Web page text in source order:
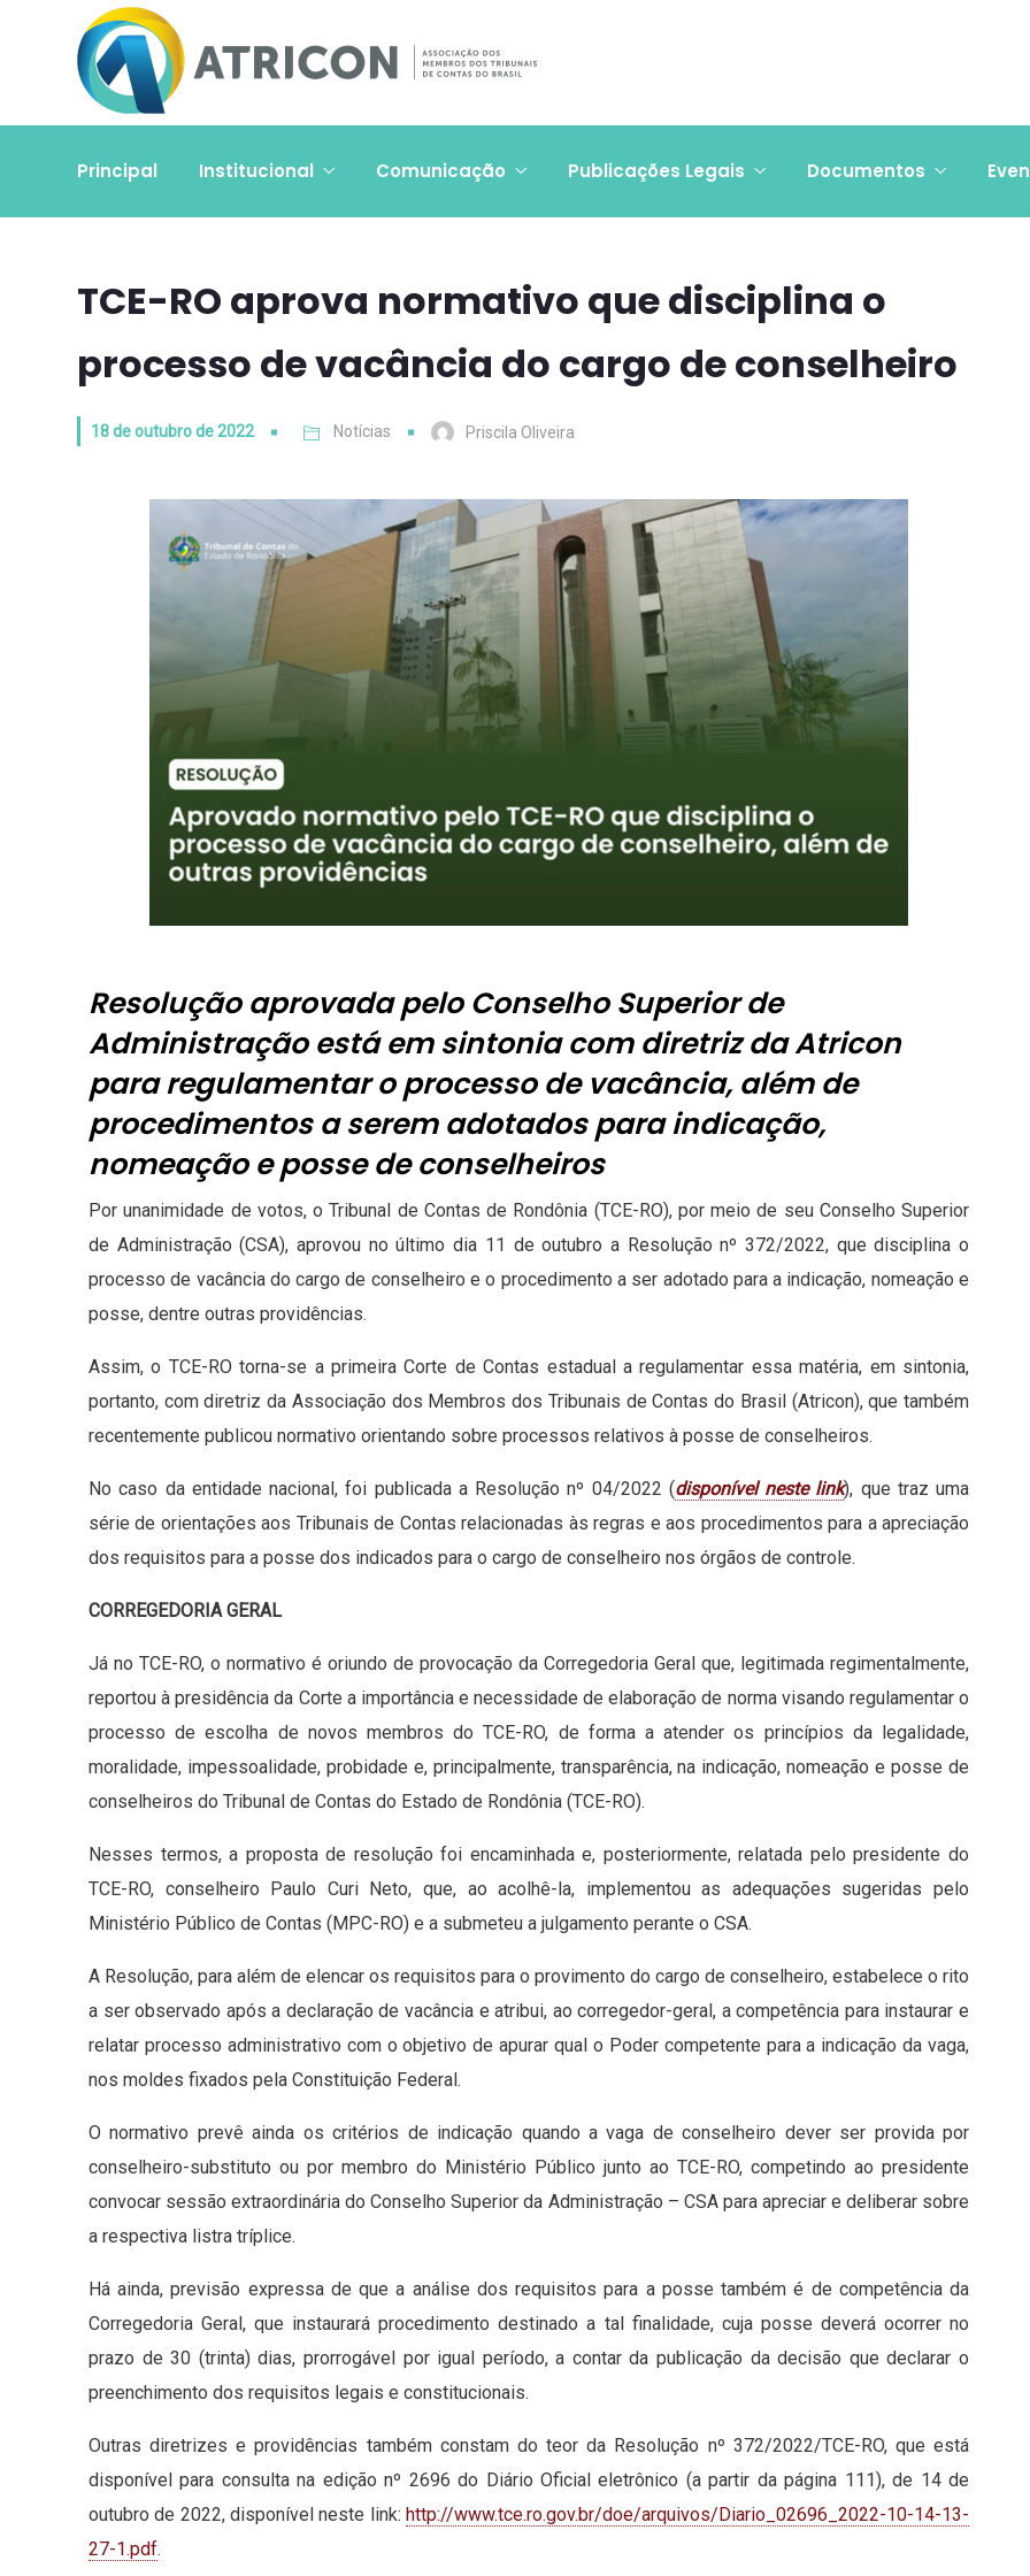
Principal Institucional Comunicação Publicações Legais Documentos
TCE-RO aprova normativo que disciplina o
processo de vacância do cargo de conselheiro
18 de outubro de 2022 Notícias Priscila Oliveira
Resolução aprovada pelo Conselho Superior de
Administração está em sintonia com diretriz da Atricon
para regulamentar o processo de vacância, além de
procedimentos a serem adotados para indicação,
nomeação e posse de conselheiros
Por unanimidade de votos, o Tribunal de Contas de Rondônia (TCE-RO), por meio de seu Conselho Superior
de Administração (CSA), aprovou no último dia 11 de outubro a Resolução nº 372/2022, que disciplina o
processo de vacância do cargo de conselheiro e o procedimento a ser adotado para a indicação, nomeação e
posse, dentre outras providências.
Assim, o TCE-RO torna-se a primeira Corte de Contas estadual a regulamentar essa matéria, em sintonia,
portanto, com diretriz da Associação dos Membros dos Tribunais de Contas do Brasil (Atricon), que também
recentemente publicou normativo orientando sobre processos relativos à posse de conselheiros.
No caso da entidade nacional, foi publicada a Resolução nº 04/2022 (disponível neste link), que traz uma
série de orientações aos Tribunais de Contas relacionadas às regras e aos procedimentos para a apreciação
dos requisitos para a posse dos indicados para o cargo de conselheiro nos órgãos de controle.
CORREGEDORIA GERAL
Já no TCE-RO, o normativo é oriundo de provocação da Corregedoria Geral que, legitimada regimentalmente,
reportou à presidência da Corte a importância e necessidade de elaboração de norma visando regulamentar o
processo de escolha de novos membros do TCE-RO, de forma a atender os princípios da legalidade,
moralidade, impessoalidade, probidade e, principalmente, transparência, na indicação, nomeação e posse de
conselheiros do Tribunal de Contas do Estado de Rondônia (TCE-RO).
Nesses termos, a proposta de resolução foi encaminhada e, posteriormente, relatada pelo presidente do
TCE-RO, conselheiro Paulo Curi Neto, que, ao acolhê-la, implementou as adequações sugeridas pelo
Ministério Público de Contas (MPC-RO) e a submeteu a julgamento perante o CSA.
A Resolução, para além de elencar os requisitos para o provimento do cargo de conselheiro, estabelece o rito
a ser observado após a declaração de vacância e atribui, ao corregedor-geral, a competência para instaurar e
relatar processo administrativo com o objetivo de apurar qual o Poder competente para a indicação da vaga,
nos moldes fixados pela Constituição Federal.
O normativo prevê ainda os critérios de indicação quando a vaga de conselheiro dever ser provida por
conselheiro-substituto ou por membro do Ministério Público junto ao TCE-RO, competindo ao presidente
convocar sessão extraordinária do Conselho Superior da Administração – CSA para apreciar e deliberar sobre
a respectiva listra tríplice.
Há ainda, previsão expressa de que a análise dos requisitos para a posse também é de competência da
Corregedoria Geral, que instaurará procedimento destinado a tal finalidade, cuja posse deverá ocorrer no
prazo de 30 (trinta) dias, prorrogável por igual período, a contar da publicação da decisão que declarar o
preenchimento dos requisitos legais e constitucionais.
Outras diretrizes e providências também constam do teor da Resolução nº 372/2022/TCE-RO, que está
disponível para consulta na edição nº 2696 do Diário Oficial eletrônico (a partir da página 111), de 14 de
outubro de 2022, disponível neste link: http://www.tce.ro.gov.br/doe/arquivos/Diario_02696_2022-10-14-13-
27-1.pdf.